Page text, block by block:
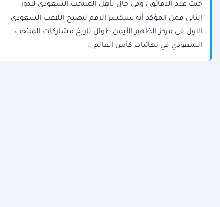
حيث عدد الدقائق ، وفي حال تأهل المنتخب السعودي للدور
الثاني فمن المؤكد أنه سيكسر الرقم ليصبح اللاعب السعودي
الاول في مركز الظهير الأيمن طوال تاريخ مشاركات المنتخب
السعودي في نهائيات كأس العالم ..